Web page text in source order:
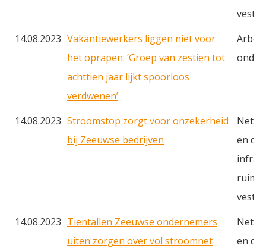
14.08.2023 Vakantiewerkers liggen niet voor
het oprapen: ‘Groep van zestien tot
achttien jaar lijkt spoorloos
verdwenen’
14.08.2023 Stroomstop zorgt voor onzekerheid
bij Zeeuwse bedrijven
en
14.08.2023 Tientallen Zeeuwse ondernemers
uiten zorgen over vol stroomnet
en